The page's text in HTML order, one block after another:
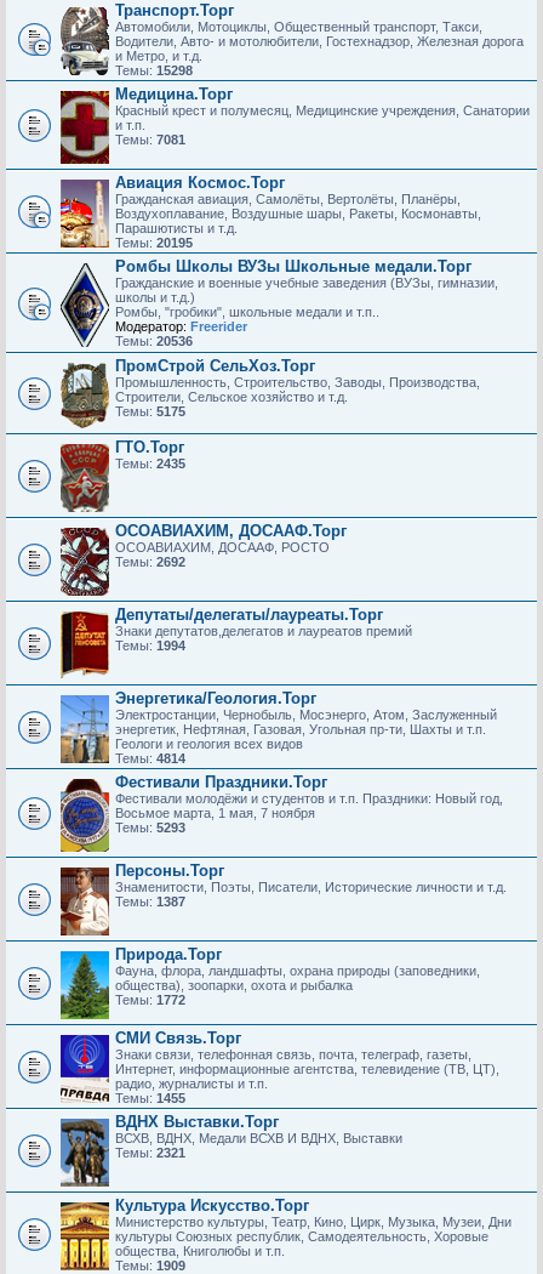
Транспорт.Торг
Автомобили, Мотоциклы, Общественный транспорт, Такси,
Водители, Авто- и мотолюбители, Гостехнадзор, Железная дорога
и Метро, и т.д.
Темы: 15298
Медицина.Торг
Красный крест и полумесяц, Медицинские учреждения, Санатории
и т.п.
Темы: 7081
Авиация Космос.Торг
Гражданская авиация, Самолёты, Вертолёты, Планёры,
Воздухоплавание, Воздушные шары, Ракеты, Космонавты,
Парашютисты и т.д.
Темы: 20195
Ромбы Школы ВУЗы Школьные медали.Торг
Гражданские и военные учебные заведения (ВУЗы, гимназии,
школы и т.д.)
Ромбы, "гробики", школьные медали и т.п..
Модератор: Freerider
Темы: 20536
ПромСтрой СельХоз.Торг
Промышленность, Строительство, Заводы, Производства,
Строители, Сельское хозяйство и т.д.
Темы: 5175
ГТО.Торг
Темы: 2435
ОСОАВИАХИМ, ДОСААФ.Торг
ОСОАВИАХИМ, ДОСААФ, РОСТО
Темы: 2692
Депутаты/делегаты/лауреаты.Торг
Знаки депутатов,делегатов и лауреатов премий
Темы: 1994
Энергетика/Геология.Торг
Электростанции, Чернобыль, Мосэнерго, Атом, Заслуженный
энергетик, Нефтяная, Газовая, Угольная пр-ти, Шахты и т.п.
Геологи и геология всех видов
Темы: 4814
Фестивали Праздники.Торг
Фестивали молодёжи и студентов и т.п. Праздники: Новый год,
Восьмое марта, 1 мая, 7 ноября
Темы: 5293
Персоны.Торг
Знаменитости, Поэты, Писатели, Исторические личности и т.д.
Темы: 1387
Природа.Торг
Фауна, флора, ландшафты, охрана природы (заповедники,
общества), зоопарки, охота и рыбалка
Темы: 1772
СМИ Связь.Торг
Знаки связи, телефонная связь, почта, телеграф, газеты,
Интернет, информационные агентства, телевидение (ТВ, ЦТ),
радио, журналисты и т.п.
Темы: 1455
ВДНХ Выставки.Торг
ВСХВ, ВДНХ, Медали ВСХВ И ВДНХ, Выставки
Темы: 2321
Культура Искусство.Торг
Министерство культуры, Театр, Кино, Цирк, Музыка, Музеи, Дни
культуры Союзных республик, Самодеятельность, Хоровые
общества, Книголюбы и т.п.
Темы: 1909